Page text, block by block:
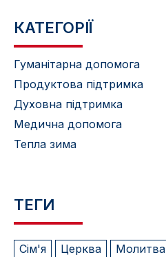
КАТЕГОРІЇ
Гуманітарна допомога
Продуктова підтримка
Духовна підтримка
Медична допомога
Тепла зима
ТЕГИ
Сім'я Церква Молитва